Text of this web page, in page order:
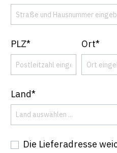
PLZ* Ort*
Land*
Die Lieferadresse